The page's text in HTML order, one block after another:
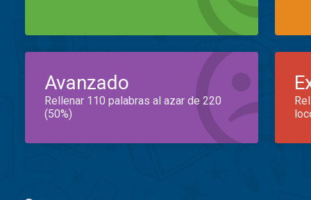
Avanzado
Rellenar 110 palabras al azar de 220
(50%)